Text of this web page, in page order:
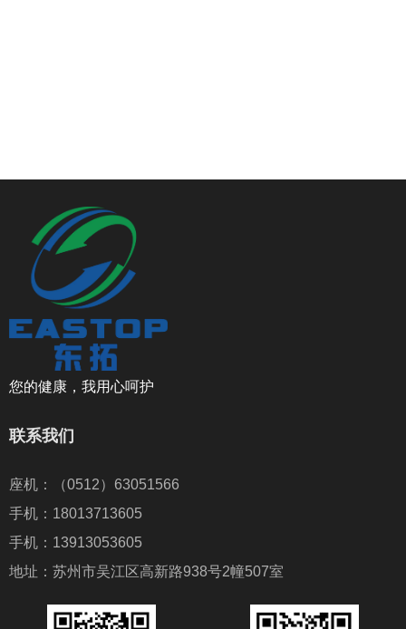
您的健康，我用心呵护
联系我们
座机：（0512）63051566
手机：18013713605
手机：13913053605
地址：苏州市吴江区高新路938号2幢507室